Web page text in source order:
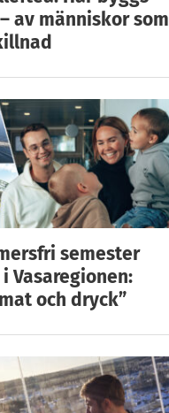
av människor som
semester
Vasaregionen:
och dryck”